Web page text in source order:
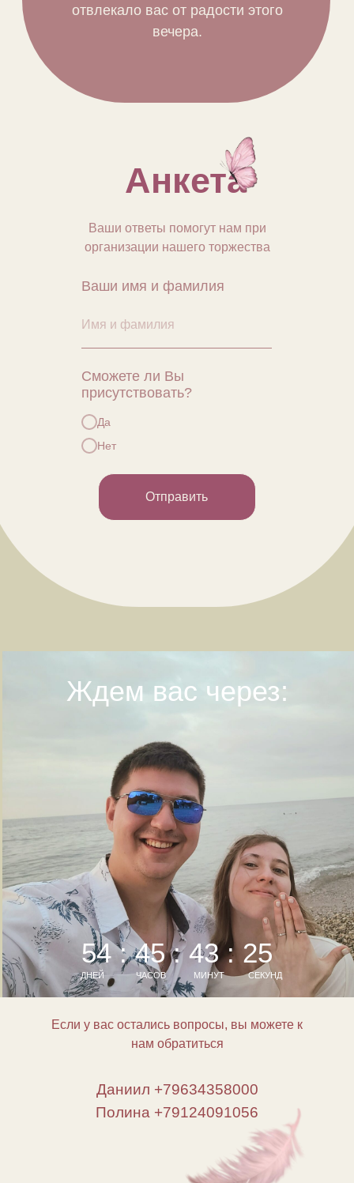
отвлекало вас от радости этого
вечера.
Ваши имя и фамилия
Сможете ли Вы
присутствовать?
Да
Нет
Отправить
Анкета
Ваши ответы помогут нам при
организации нашего торжества
МИНУТ
ЧАСОВ
ДНЕЙ
Ждем вас через:
54 : 45 : 43 : 25
СЕКУНД
Если у вас остались вопросы, вы можете к
нам обратиться
Даниил +79634358000
Полина +79124091056